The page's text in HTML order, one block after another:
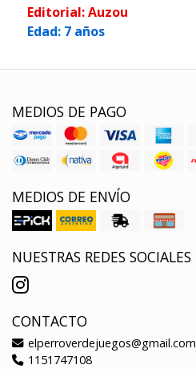
Editorial: Auzou
Edad: 7 años
MEDIOS DE PAGO
MEDIOS DE ENVÍO
NUESTRAS REDES SOCIALES
CONTACTO
elperroverdejuegos@gmail.com
1151747108